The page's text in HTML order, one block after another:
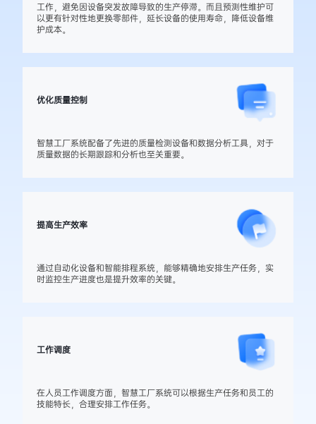
工作，避免因设备突发故障导致的生产停滞。而且预测性维护可
以更有针对性地更换零部件，延长设备的使用寿命，降低设备维
护成本。
优化质量控制
智慧工厂系统配备了先进的质量检测设备和数据分析工具，对于
质量数据的长期跟踪和分析也至关重要。
提高生产效率
通过自动化设备和智能排程系统，能够精确地安排生产任务，实
时监控生产进度也是提升效率的关键。
工作调度
在人员工作调度方面，智慧工厂系统可以根据生产任务和员工的
技能特长，合理安排工作任务。